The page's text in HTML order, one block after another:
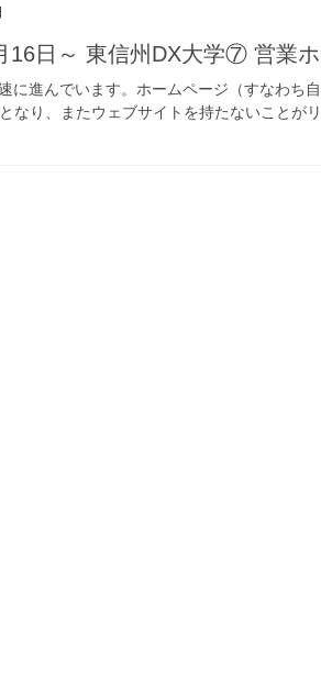
16日～ 東信州DX大学⑦ 営業
に進んでいます。ホームページ（すなわち
なり、またウェブサイトを持たないことが